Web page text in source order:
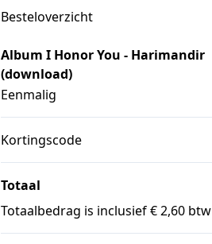
Besteloverzicht
Album I Honor You - Harimandir
(download)
Eenmalig
Kortingscode
Totaal
Totaalbedrag is inclusief € 2,60 btw